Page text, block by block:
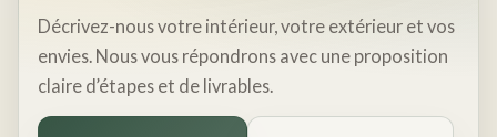
Décrivez-nous votre intérieur, votre extérieur et vos
envies. Nous vous répondrons avec une proposition
claire d’étapes et de livrables.